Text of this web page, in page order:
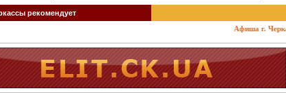
рекомендует
Афиша г.